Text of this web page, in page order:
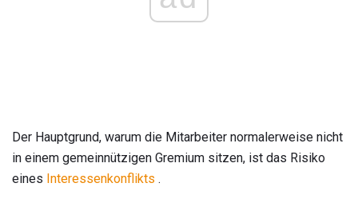
Der Hauptgrund, warum die Mitarbeiter normalerweise nicht
in einem gemeinnützigen Gremium sitzen, ist das Risiko
eines Interessenkonflikts .